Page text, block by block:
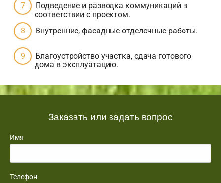
Подведение и разводка коммуникаций в
соответствии с проектом.
Внутренние, фасадные отделочные работы.
Благоустройство участка, сдача готового
дома в эксплуатацию.
Заказать или задать вопрос
Имя
Телефон